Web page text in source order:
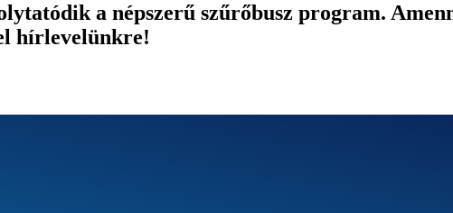
a népszerű szűrőbusz program.
hírlevelünkre!